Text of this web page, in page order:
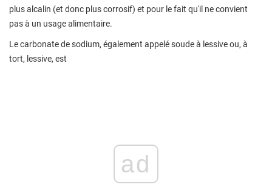
plus alcalin (et donc plus corrosif) et pour le fait qu'il ne convient
pas à un usage alimentaire.
Le carbonate de sodium, également appelé soude à lessive ou, à
tort, lessive, est
ad